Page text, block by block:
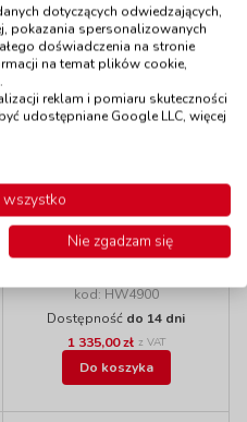
Rękawice robocze
DostępnośćW magazynie
do 5 dni
kod: HW4900
Dostępność do 14 dni
1 335,00 zł z VAT
Do koszyka
dotyczących odwiedzających,
pokazania spersonalizowanych
doświadczenia na stronie
na temat plików cookie,
reklam i pomiaru skuteczności
udostępniane Google LLC, więcej
Nie zgadzam się